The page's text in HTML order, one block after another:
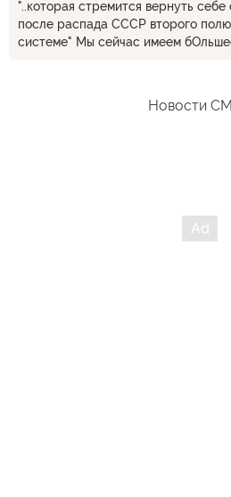
"..которая стремится вернуть себе
после распада СССР второго
системе" Мы сейчас имеем
по идеологическому, а неНовости